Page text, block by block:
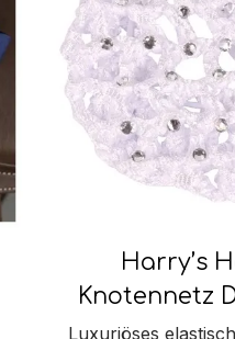
Harry’s
Knotennetz
Luxuriöses